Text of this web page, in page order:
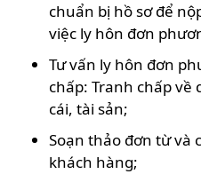
chuẩn bị hồ sơ để
việc ly hôn đơn
Tư vấn ly hôn đơn
chấp: Tranh chấp
cái, tài sản;
Soạn thảo đơn từ và
khách hàng;